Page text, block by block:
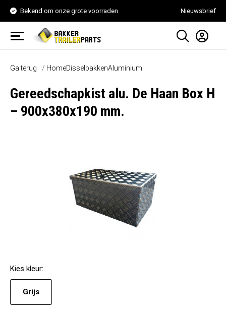
Bekend om onze grote voorraden Nieuwsbrief
Ga terug HomeDisselbakkenAluminium
Gereedschapkist alu. De Haan Box H
– 900x380x190 mm.
Kies kleur:
Grijs